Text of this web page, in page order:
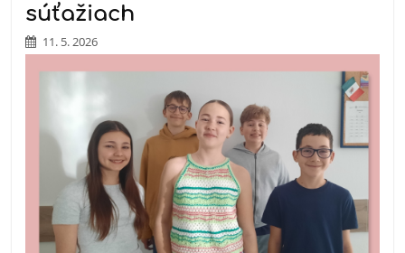
súťažiach
11. 5. 2026